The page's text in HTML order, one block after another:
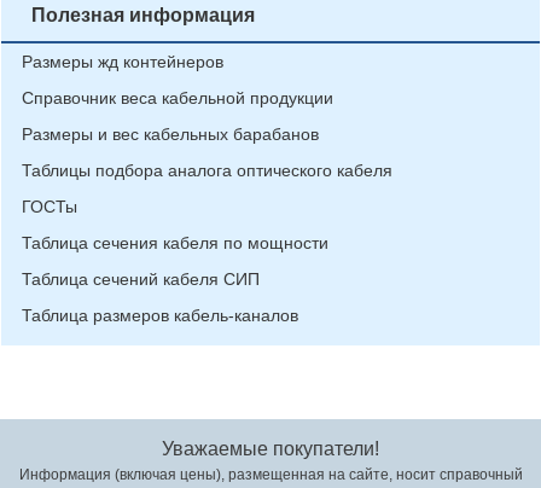
Полезная информация
Размеры жд контейнеров
Справочник веса кабельной продукции
Размеры и вес кабельных барабанов
Таблицы подбора аналога оптического кабеля
ГОСТы
Таблица сечения кабеля по мощности
Таблица сечений кабеля СИП
Таблица размеров кабель-каналов
Уважаемые покупатели!
Информация (включая цены), размещенная на сайте, носит справочный